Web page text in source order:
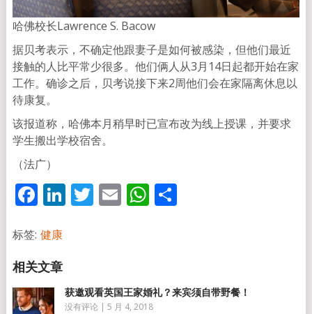
哈佛校长Lawrence S. Bacow
据贝考表示，不确定他跟妻子是如何被感染，但他们最近
接触的人比平常少很多。他们俩人从3月14日起都开始在家
工作。确诊之后，贝考说接下来2周他们会在家隔离休息以
待康复。
该报道称，哈佛本月稍早时已宣布改为线上授课，并要求
学生搬出学校宿舍。
（法广）
Facebook
LinkedIn
Twitter
EmailWhatsApp
分
标签: 健康
获邀观看英国王家婚礼？来宾须自带野餐！
没有评论 5 月 4, 2018